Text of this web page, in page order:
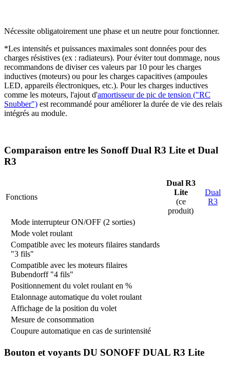
Nécessite obligatoirement une phase et un neutre pour fonctionner.
*Les intensités et puissances maximales sont données pour des
charges résistives (ex : radiateurs). Pour éviter tout dommage, nous
recommandons de diviser ces valeurs par 10 pour les charges
inductives (moteurs) ou pour les charges capacitives (ampoules
LED, appareils électroniques, etc.). Pour les charges inductives
comme les moteurs, l'ajout d'amortisseur de pic de tension ("RC
Snubber") est recommandé pour améliorer la durée de vie des relais
intégrés au module.
Comparaison entre les Sonoff Dual R3 Lite et Dual
R3
Fonctions
Dual R3
Lite
(ce
produit)
Dual
R3
Mode interrupteur ON/OFF (2 sorties)
Mode volet roulant
Compatible avec les moteurs filaires standards
"3 fils"
Compatible avec les moteurs filaires
Bubendorff "4 fils"
Positionnement du volet roulant en %
Etalonnage automatique du volet roulant
Affichage de la position du volet
Mesure de consommation
Coupure automatique en cas de surintensité
Bouton et voyants DU SONOFF DUAL R3 Lite